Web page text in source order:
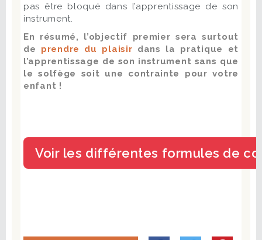
pas être bloqué dans l’apprentissage de son
instrument.
En résumé, l’objectif premier sera surtout
de prendre du plaisir dans la pratique et
l’apprentissage de son instrument sans que
le solfège soit une contrainte pour votre
enfant !